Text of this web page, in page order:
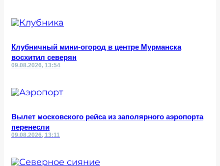
Клубничный мини-огород в центре Мурманска
восхитил северян
09.08.2026, 13:54
Вылет московского рейса из заполярного аэропорта
перенесли
09.08.2026, 13:11